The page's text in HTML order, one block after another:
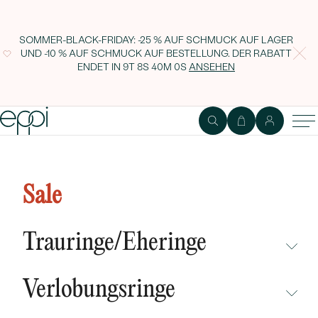
SOMMER-BLACK-FRIDAY: -25 % AUF SCHMUCK AUF LAGER
UND -10 % AUF SCHMUCK AUF BESTELLUNG. DER RABATT
ENDET IN 9T 8S 39M 59SANSEHEN
Sale
Trauringe/Eheringe
NEUHEITEN
Verlobungsringe
Hundes mit Gravur Labrador
Retriever